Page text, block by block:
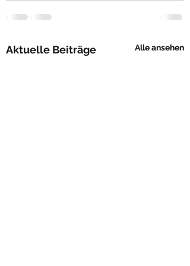
Aktuelle Beiträge Alle ansehen